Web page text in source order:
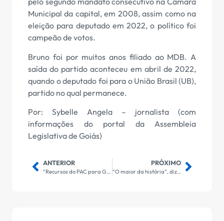
Municipal da capital, em 2008, assim como na
eleição para deputado em 2022, o político foi
campeão de votos.
Bruno foi por muitos anos filiado ao MDB. A
saída do partido aconteceu em abril de 2022,
quando o deputado foi para o União Brasil (UB),
partido no qual permanece.
Por: Sybelle Angela – jornalista (com
informações do portal da Assembleia
Legislativa de Goiás)
ANTERIOR
“Recursos do PAC para Goiás evidenciam a boa parceria entre governo estadual e União”, afirma Daniel Vilela
PRÓXIMO
“O maior da história”, diz Caiado no encerramento do Canto da Primavera, em Pirenópolis